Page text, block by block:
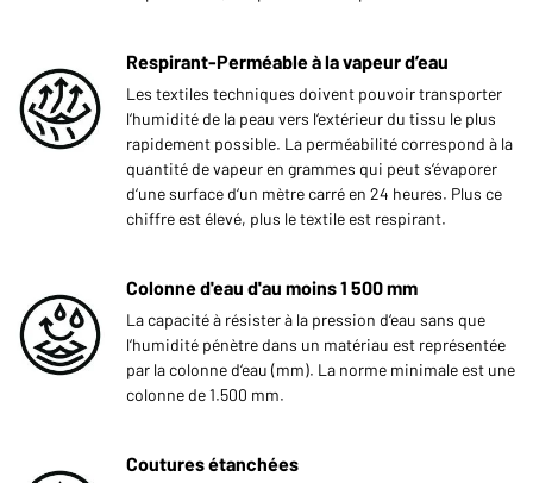
Respirant-Perméable à la vapeur d’eau
Les textiles techniques doivent pouvoir transporter
l‘humidité de la peau vers l‘extérieur du tissu le plus
rapidement possible. La perméabilité correspond à la
quantité de vapeur en grammes qui peut s‘évaporer
d‘une surface d‘un mètre carré en 24 heures. Plus ce
chiffre est élevé, plus le textile est respirant.
Colonne d'eau d'au moins 1 500 mm
La capacité à résister à la pression d‘eau sans que
l‘humidité pénètre dans un matériau est représentée
par la colonne d‘eau (mm). La norme minimale est une
colonne de 1.500 mm.
Coutures étanchées